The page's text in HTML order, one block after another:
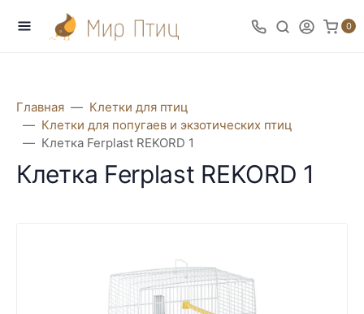
0
Главная
Клетки для птиц
Клетки для попугаев и экзотических птиц
Клетка Ferplast REKORD 1
Клетка Ferplast REKORD 1